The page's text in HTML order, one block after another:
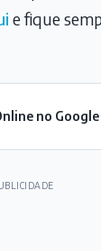
e fique
no